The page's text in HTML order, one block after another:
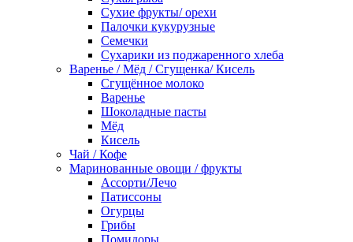
Сухие фрукты/ орехи
Палочки кукурузные
Семечки
Сухарики из поджаренного хлеба
Варенье / Мёд / Сгущенка/ Кисель
Сгущённое молоко
Варенье
Шоколадные пасты
Мёд
Кисель
Чай / Кофе
Маринованные овощи / фрукты
Ассорти/Лечо
Патиссоны
Огурцы
Грибы
Помидоры